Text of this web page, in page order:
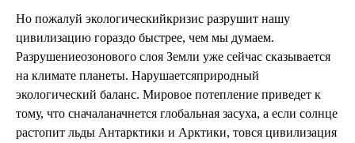
Но пожалуй экологическийкризис разрушит нашу
цивилизацию гораздо быстрее, чем мы думаем.
Разрушениеозонового слоя Земли уже сейчас сказывается
на климате планеты. Нарушаетсяприродный
экологический баланс. Мировое потепление приведет к
тому, что сначаланачнется глобальная засуха, а если солнце
растопит льды Антарктики и Арктики, товся цивилизация